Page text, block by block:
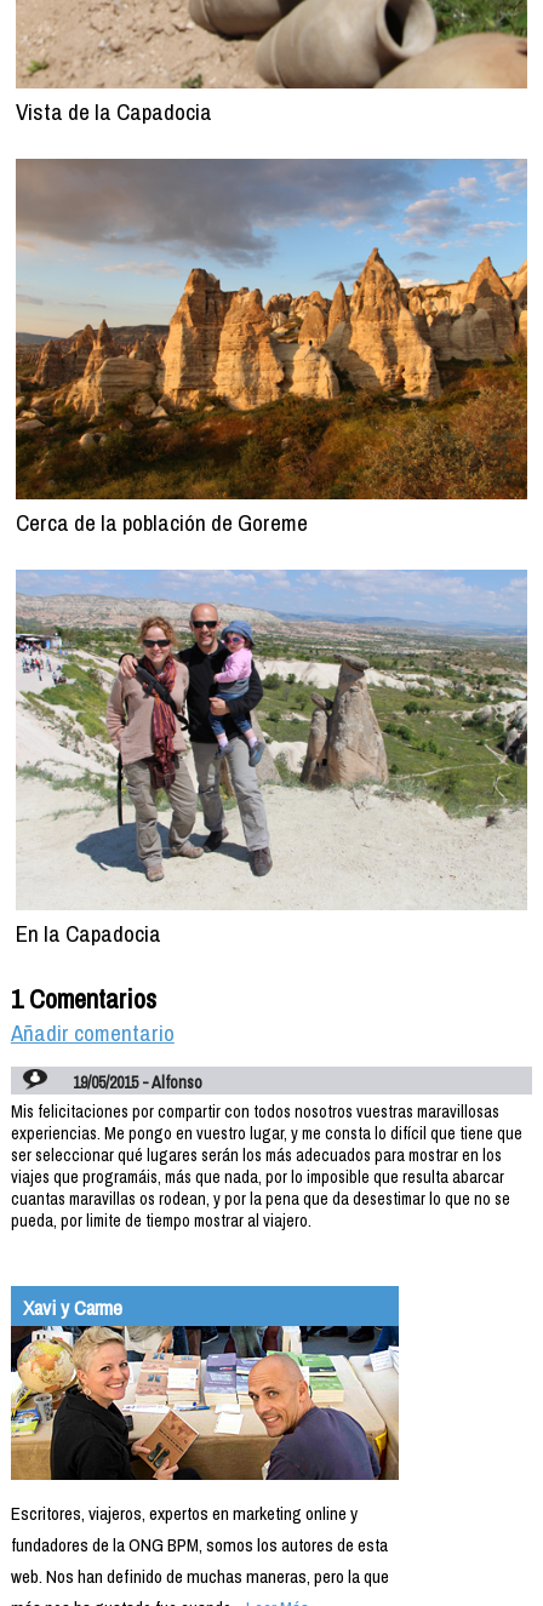
Vista de la Capadocia
Cerca de la población de Goreme
En la Capadocia
1 Comentarios
Añadir comentario
19/05/2015 - Alfonso
Mis felicitaciones por compartir con todos nosotros vuestras maravillosas
experiencias. Me pongo en vuestro lugar, y me consta lo difícil que tiene que
ser seleccionar qué lugares serán los más adecuados para mostrar en los
viajes que programáis, más que nada, por lo imposible que resulta abarcar
cuantas maravillas os rodean, y por la pena que da desestimar lo que no se
pueda, por limite de tiempo mostrar al viajero.
Xavi y Carme
Escritores, viajeros, expertos en marketing online y
fundadores de la ONG BPM, somos los autores de esta
web. Nos han definido de muchas maneras, pero la que